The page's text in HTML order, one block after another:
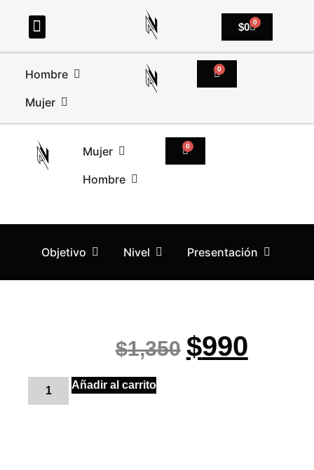
$0 0
Hombre
Mujer
0
Mujer
Hombre
0
Objetivo Nivel Presentación
$1,350 $990
Añadir al carrito